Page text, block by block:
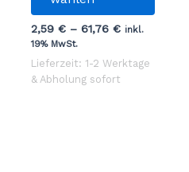
weist
2,59€ –61,76€ inkl.
19% MwSt.
Lieferzeit: 1-2 Werktage
& Abholung sofort